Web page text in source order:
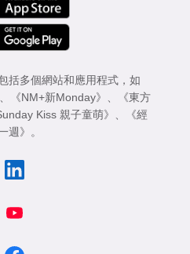
括多個網站和應用程式，如
、 《NM+新Monday》 、
《東方
Kiss 親子童萌》 、
《經
週》 。